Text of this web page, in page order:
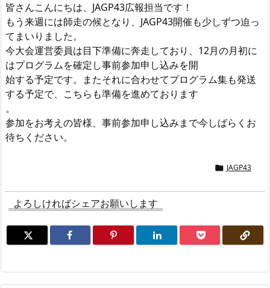
皆さんこんにちは、JAGP43広報担当です！
もう来週には師走の候となり、JAGP43開催も少しずつ迫っ
てまいりました。
今大会運営委員は目下準備に奔走しており、12月の月初に
はプログラムを確定し事前参加申し込みを開
始する予定です。またそれに合わせてプログラム集も発送
する予定で、こちらも準備を進めております
。
参加をお考えの皆様、事前参加申し込みまで今しばらくお
待ちください。
 JAGP43
よろしければシェアお願いします